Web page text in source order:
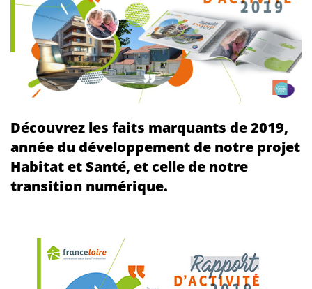
Découvrez les faits marquants de 2019,
année du développement de notre projet
Habitat et Santé, et celle de notre
transition numérique.